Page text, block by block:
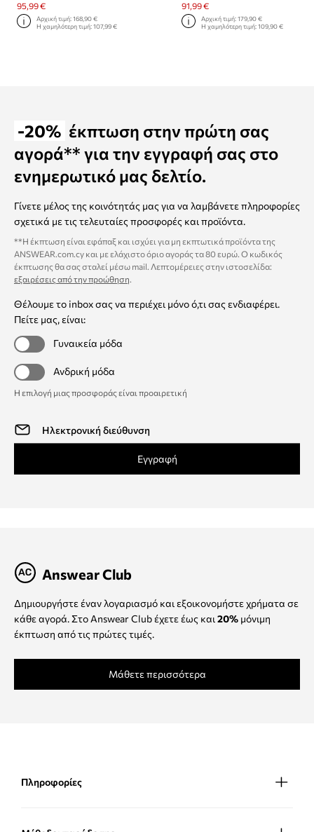
95,99 €
Αρχική τιμή:168,90 €
Η χαμηλότερη τιμή:107,99 €
91,99 €
Αρχική τιμή: 179,90 €
Η χαμηλότερη τιμή: 109,90 €
-20% έκπτωση στην πρώτη σας
αγορά** για την εγγραφή σας στο
ενημερωτικό μας δελτίο.
Γίνετε μέλος της κοινότητάς μας για να λαμβάνετε πληροφορίες
σχετικά με τις τελευταίες προσφορές και προϊόντα.
**Η έκπτωση είναι εφάπαξ και ισχύει για μη εκπτωτικά προϊόντα της
ANSWEAR.com.cy και με ελάχιστο όριο αγοράς τα 80 ευρώ. Ο κωδικός
έκπτωσης θα σας σταλεί μέσω mail. Λεπτομέρειες στην ιστοσελίδα:
εξαιρέσεις από την προώθηση.
Θέλουμε το inbox σας να περιέχει μόνο ό,τι σας ενδιαφέρει.
Πείτε μας, είναι:
Γυναικεία μόδα
Ανδρική μόδα
Η επιλογή μιας προσφοράς είναι προαιρετική
Εγγραφή
Answear Club
Δημιουργήστε έναν λογαριασμό και εξοικονομήστε χρήματα σε
κάθε αγορά. Στο Answear Club έχετε έως και 20% μόνιμη
έκπτωση από τις πρώτες τιμές.
Μάθετε περισσότερα
Πληροφορίες